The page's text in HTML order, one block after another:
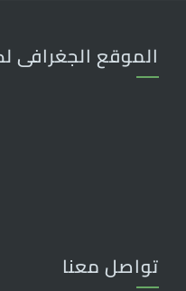
الموقع الجغرافى
تواصل معنا